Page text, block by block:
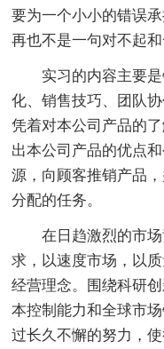
要为一个小小的错误
再也不是一句对不起
实习的内容主要是
化、销售技巧、团队
凭着对本公司产品的
出本公司产品的优点
源，向顾客推销产品
分配的任务。
在日趋激烈的市场
求，以速度市场，以
经营理念。围绕科研
本控制能力和全球市
过长久不懈的努力，